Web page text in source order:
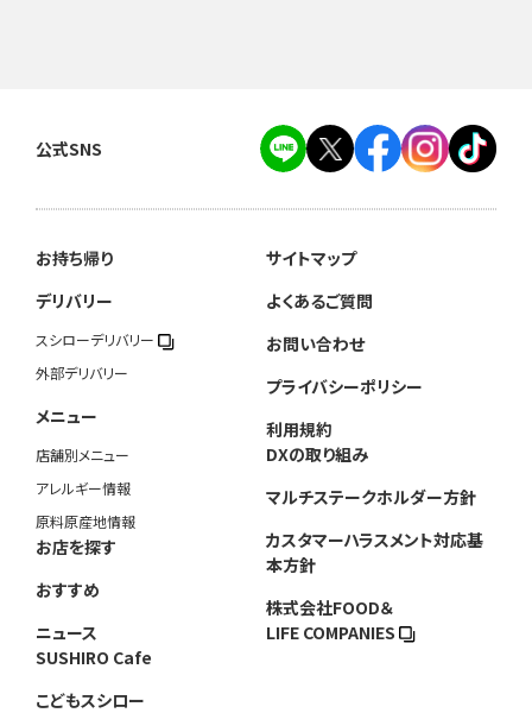
公式SNS
お持ち帰り
デリバリー
スシローデリバリー
外部デリバリー
メニュー
店舗別メニュー
アレルギー情報
原料原産地情報
お店を探す
おすすめ
ニュース
SUSHIRO Cafe
こどもスシロー
サイトマップ
よくあるご質問
お問い合わせ
プライバシーポリシー
利用規約
DXの取り組み
マルチステークホルダー方針
カスタマーハラスメント対応基
本方針
株式会社FOOD＆
LIFE COMPANIES